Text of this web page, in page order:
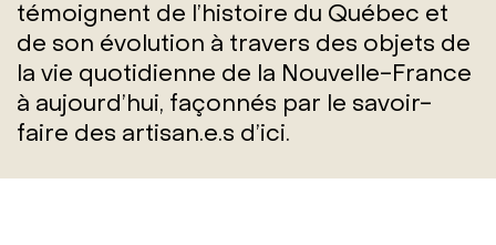
témoignent de l’histoire du Québec et
de son évolution à travers des objets de
la vie quotidienne de la Nouvelle-France
à aujourd’hui, façonnés par le savoir-
faire des artisan.e.s d’ici.